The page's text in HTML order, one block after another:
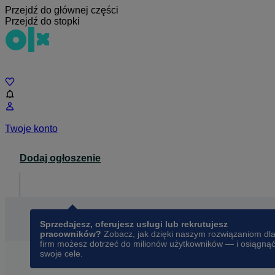
Przejdź do głównej części
Przejdź do stopki
Twoje konto
Dodaj ogłoszenie
Sprzedajesz, oferujesz usługi lub rekrutujesz
pracowników? Zobacz, jak dzięki naszym rozwiązaniom dla
firm możesz dotrzeć do milionów użytkowników — i osiągnąć
swoje cele.